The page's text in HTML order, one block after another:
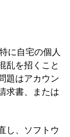
に自宅の個人
乱を招くこと
題はアカウン
求書、または
し、ソフトウ